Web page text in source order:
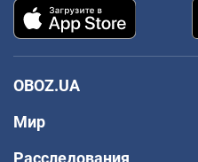
OBOZ.UA
Мир
Расследования